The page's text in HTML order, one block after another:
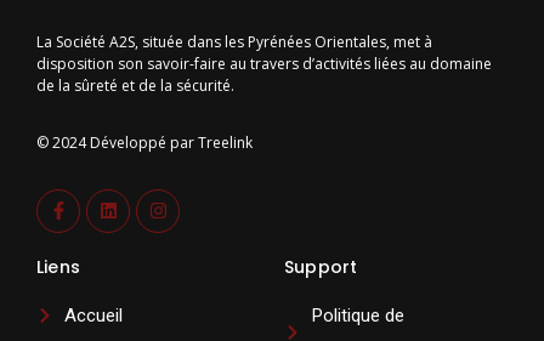
La Société A2S, située dans les Pyrénées Orientales, met à
disposition son savoir-faire au travers d’activités liées au domaine
de la sûreté et de la sécurité.
© 2024 Développé parTreelink
Liens
Accueil
Support
Politique de